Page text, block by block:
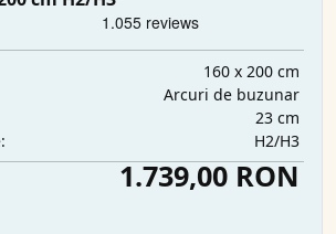
160 x 200 cm
Arcuri de buzunar
23 cm
H2/H3
1.739,00 RON